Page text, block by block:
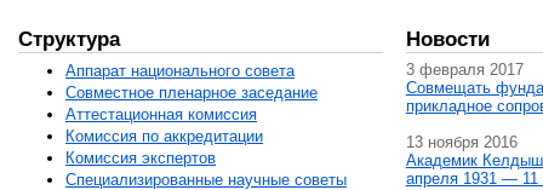
Структура
Аппарат национального совета
Совместное пленарное заседание
Аттестационная комисcия
Комиссия по аккредитации
Комиссия экспертов
Специализированные научные советы
Новости
3 февраля 2017
Совмещать
прикладное
13 ноября 2016
Академик
апреля 1931 — 11